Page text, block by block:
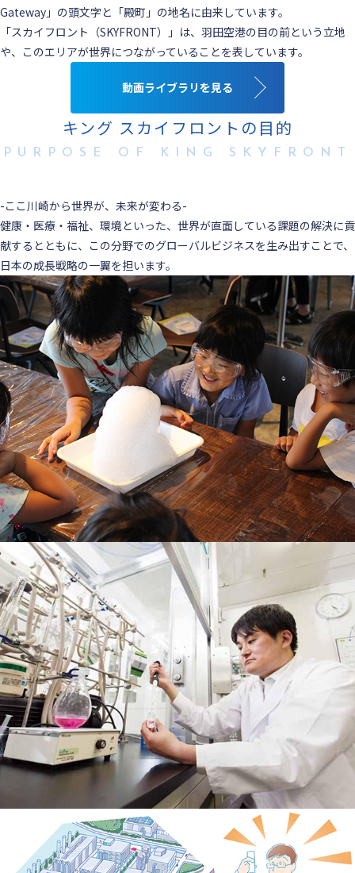
Gateway」の頭文字と「殿町」の地名に由来しています。
「スカイフロント（SKYFRONT）」は、羽田空港の目の前という立地
や、このエリアが世界につながっていることを表しています。
動画ライブラリを見る
キング スカイフロントの目的
PURPOSE OF KING SKYFRONT
-ここ川崎から世界が、未来が変わる-
健康・医療・福祉、環境といった、世界が直面している課題の解決に貢
献するとともに、この分野でのグローバルビジネスを生み出すことで、
日本の成長戦略の一翼を担います。